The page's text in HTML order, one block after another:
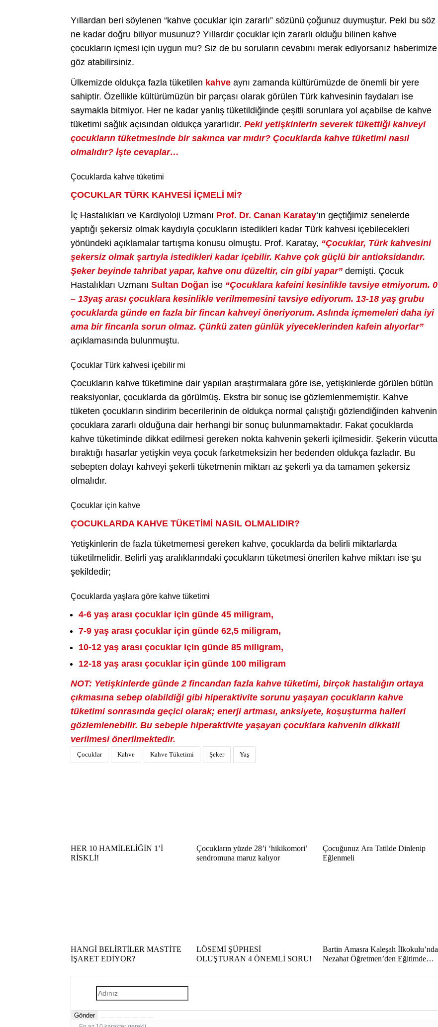
Yıllardan beri söylenen “kahve çocuklar için zararlı” sözünü çoğunuz duymuştur. Peki bu söz
ne kadar doğru biliyor musunuz? Yıllardır çocuklar için zararlı olduğu bilinen kahve
çocukların içmesi için uygun mu? Siz de bu soruların cevabını merak ediyorsanız haberimize
göz atabilirsiniz.
Ülkemizde oldukça fazla tüketilen kahve aynı zamanda kültürümüzde de önemli bir yere
sahiptir. Özellikle kültürümüzün bir parçası olarak görülen Türk kahvesinin faydaları ise
saymakla bitmiyor. Her ne kadar yanlış tüketildiğinde çeşitli sorunlara yol açabilse de kahve
tüketimi sağlık açısından oldukça yararlıdır. Peki yetişkinlerin severek tükettiği kahveyi
çocukların tüketmesinde bir sakınca var mıdır? Çocuklarda kahve tüketimi nasıl
olmalıdır? İşte cevaplar…
Çocuklarda kahve tüketimi
ÇOCUKLAR TÜRK KAHVESİ İÇMELİ Mİ?
İç Hastalıkları ve Kardiyoloji Uzmanı Prof. Dr. Canan Karatay‘ın geçtiğimiz senelerde
yaptığı şekersiz olmak kaydıyla çocukların istedikleri kadar Türk kahvesi içebilecekleri
yönündeki açıklamalar tartışma konusu olmuştu. Prof. Karatay, “Çocuklar, Türk kahvesini
şekersiz olmak şartıyla istedikleri kadar içebilir. Kahve çok güçlü bir antioksidandır.
Şeker beyinde tahribat yapar, kahve onu düzeltir, cin gibi yapar” demişti. Çocuk
Hastalıkları Uzmanı Sultan Doğan ise “Çocuklara kafeini kesinlikle tavsiye etmiyorum. 0
– 13yaş arası çocuklara kesinlikle verilmemesini tavsiye ediyorum. 13-18 yaş grubu
çocuklarda günde en fazla bir fincan kahveyi öneriyorum. Aslında içmemeleri daha iyi
ama bir fincanla sorun olmaz. Çünkü zaten günlük yiyeceklerinden kafein alıyorlar”
açıklamasında bulunmuştu.
Çocuklar Türk kahvesi içebilir mi
Çocukların kahve tüketimine dair yapılan araştırmalara göre ise, yetişkinlerde görülen bütün
reaksiyonlar, çocuklarda da görülmüş. Ekstra bir sonuç ise gözlemlenmemiştir. Kahve
tüketen çocukların sindirim becerilerinin de oldukça normal çalıştığı gözlendiğinden kahvenin
çocuklara zararlı olduğuna dair herhangi bir sonuç bulunmamaktadır. Fakat çocuklarda
kahve tüketiminde dikkat edilmesi gereken nokta kahvenin şekerli içilmesidir. Şekerin vücutta
bıraktığı hasarlar yetişkin veya çocuk farketmeksizin her bedenden oldukça fazladır. Bu
sebepten dolayı kahveyi şekerli tüketmenin miktarı az şekerli ya da tamamen şekersiz
olmalıdır.
Çocuklar için kahve
ÇOCUKLARDA KAHVE TÜKETİMİ NASIL OLMALIDIR?
Yetişkinlerin de fazla tüketmemesi gereken kahve, çocuklarda da belirli miktarlarda
tüketilmelidir. Belirli yaş aralıklarındaki çocukların tüketmesi önerilen kahve miktarı ise şu
şekildedir;
Çocuklarda yaşlara göre kahve tüketimi
4-6 yaş arası çocuklar için günde 45 miligram,
7-9 yaş arası çocuklar için günde 62,5 miligram,
10-12 yaş arası çocuklar için günde 85 miligram,
12-18 yaş arası çocuklar için günde 100 miligram
NOT: Yetişkinlerde günde 2 fincandan fazla kahve tüketimi, birçok hastalığın ortaya
çıkmasına sebep olabildiği gibi hiperaktivite sorunu yaşayan çocukların kahve
tüketimi sonrasında geçici olarak; enerji artması, anksiyete, koşuşturma halleri
gözlemlenebilir. Bu sebeple hiperaktivite yaşayan çocuklara kahvenin dikkatli
verilmesi önerilmektedir.
Çocuklar Kahve Kahve Tüketimi Şeker Yaş
HER 10 HAMİLELİĞİN 1’İ
RİSKLİ!
Çocukların yüzde 28’i ‘hikikomori’
sendromuna maruz kalıyor
Çocuğunuz Ara Tatilde Dinlenip
Eğlenmeli
HANGİ BELİRTİLER MASTİTE
İŞARET EDİYOR?
LÖSEMİ ŞÜPHESİ
OLUŞTURAN 4 ÖNEMLİ SORU!
Bartin Amasra Kaleşah İlkokulu’nda
Nezahat Öğretmen’den Eğitimde
Gönder